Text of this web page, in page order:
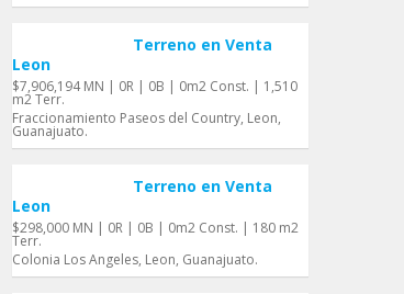
Terreno en Venta
Leon
$7,906,194 MN | 0R | 0B | 0m2 Const. | 1,510
m2 Terr.
Fraccionamiento Paseos del Country, Leon,
Guanajuato.
Terreno en Venta
Leon
$298,000 MN | 0R | 0B | 0m2 Const. | 180 m2
Terr.
Colonia Los Angeles, Leon, Guanajuato.